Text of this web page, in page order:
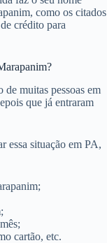
como os citados
crédito para
muitas pessoas em
que já entraram
essa situação em PA,
cartão, etc.